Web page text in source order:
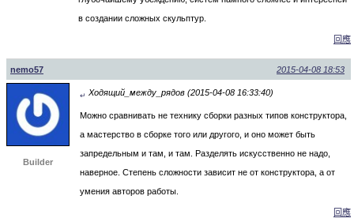
в создании сложных скульптур.
回應
nemo57 2015-04-08 18:53
Builder
↵ Ходящий_между_рядов (2015-04-08 16:33:40)
Можно сравнивать не технику сборки разных типов конструктора,
а мастерство в сборке того или другого, и оно может быть
запредельным и там, и там. Разделять искусственно не надо,
наверное. Степень сложности зависит не от конструктора, а от
умения авторов работы.
回應